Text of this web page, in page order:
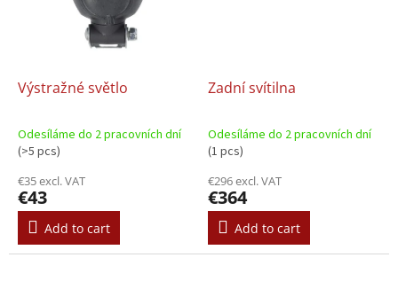
Výstražné světlo
Odesíláme do 2 pracovních dní
(>5 pcs)
€35 excl. VAT
€43
Add to cart
Zadní svítilna
Odesíláme do 2 pracovních dní
(1 pcs)
€296 excl. VAT
€364
Add to cart